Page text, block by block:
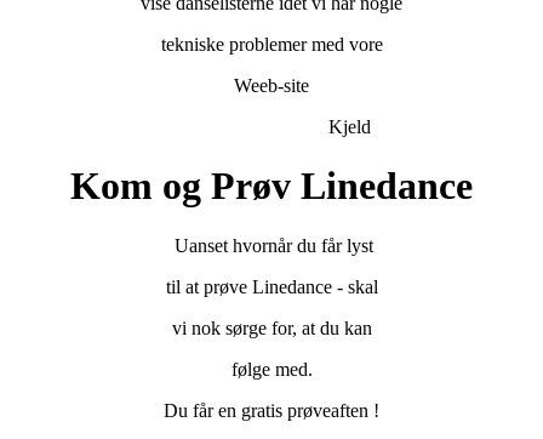
tekniske problemer med vore
Weeb-site
Kjeld
Kom og Prøv Linedance
Uanset hvornår du får lyst
til at prøve Linedance - skal
vi nok sørge for, at du kan
følge med.
Du får en gratis prøveaften !